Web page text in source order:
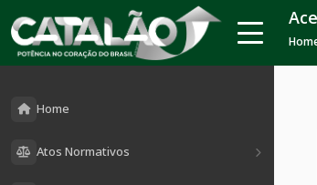
Home
Atos Normativos